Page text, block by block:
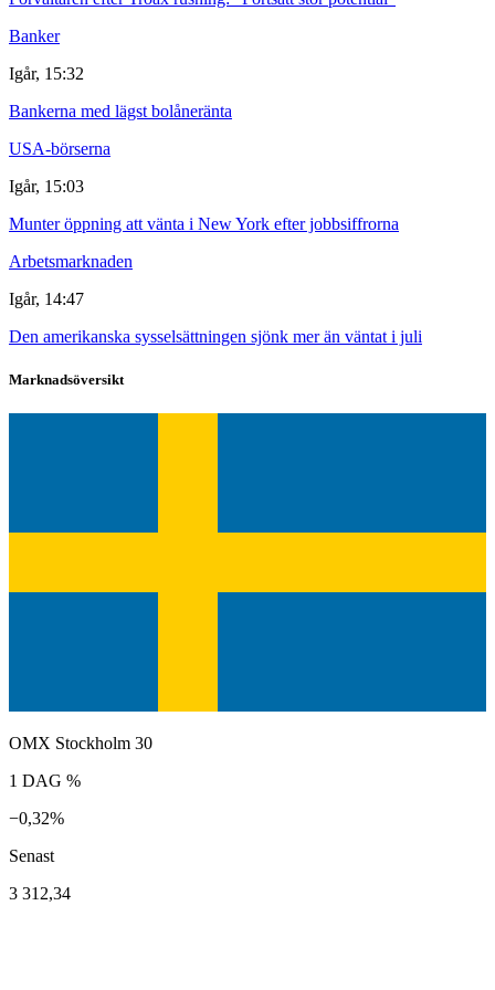
Banker
Igår, 15:32
Bankerna med lägst bolåneränta
USA-börserna
Igår, 15:03
Munter öppning att vänta i New York efter jobbsiffrorna
Arbetsmarknaden
Igår, 14:47
Den amerikanska sysselsättningen sjönk mer än väntat i juli
Marknadsöversikt
OMX Stockholm 30
1 DAG %
−0,32%
Senast
3 312,34